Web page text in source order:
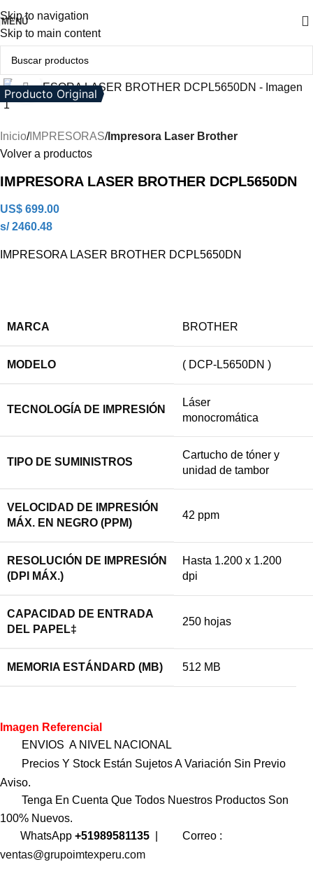
Skip to navigation
Skip to main content
MENÚ
Producto Original
Clic para ampliar
Inicio IMPRESORAS Impresora Laser Brother
Volver a productos
IMPRESORA LASER BROTHER DCPL5650DN
US$ 699.00
s/ 2460.48
IMPRESORA LASER BROTHER DCPL5650DN
MARCA BROTHER
MODELO ( DCP-L5650DN )
TECNOLOGÍA DE IMPRESIÓN
Láser
monocromática
TIPO DE SUMINISTROS
Cartucho de tóner y
unidad de tambor
VELOCIDAD DE IMPRESIÓN
MÁX. EN NEGRO (PPM)
42 ppm
RESOLUCIÓN DE IMPRESIÓN
(DPI MÁX.)
Hasta 1.200 x 1.200
dpi
CAPACIDAD DE ENTRADA
DEL PAPEL‡
250 hojas
MEMORIA ESTÁNDARD (MB) 512 MB
Imagen Referencial
ENVIOS A NIVEL NACIONAL
Precios Y Stock Están Sujetos A Variación Sin Previo
Aviso.
Tenga En Cuenta Que Todos Nuestros Productos Son
100% Nuevos.
WhatsApp +51989581135
Correo :
ventas@grupoimtexperu.com